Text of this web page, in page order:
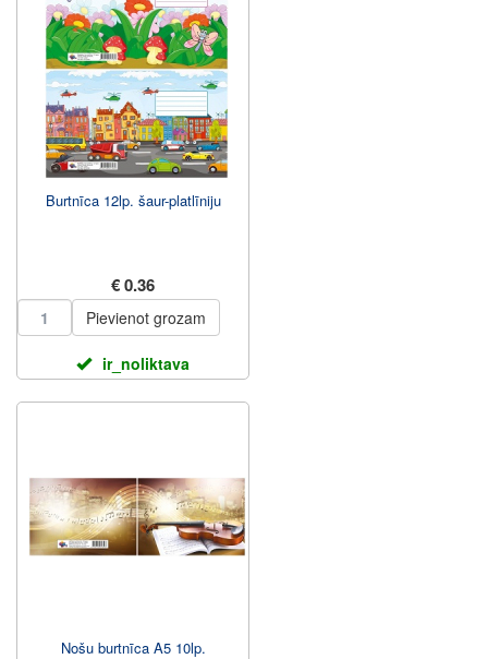
Burtnīca 12lp. šaur-platlīniju
€ 0.36
Pievienot grozam
ir_noliktava
Nošu burtnīca A5 10lp.